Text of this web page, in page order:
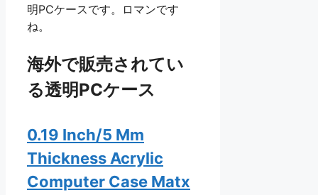
明PCケースです。ロマンです
ね。
海外で販売されてい
る透明PCケース
0.19 Inch/5 Mm
Thickness Acrylic
Computer Case Matx